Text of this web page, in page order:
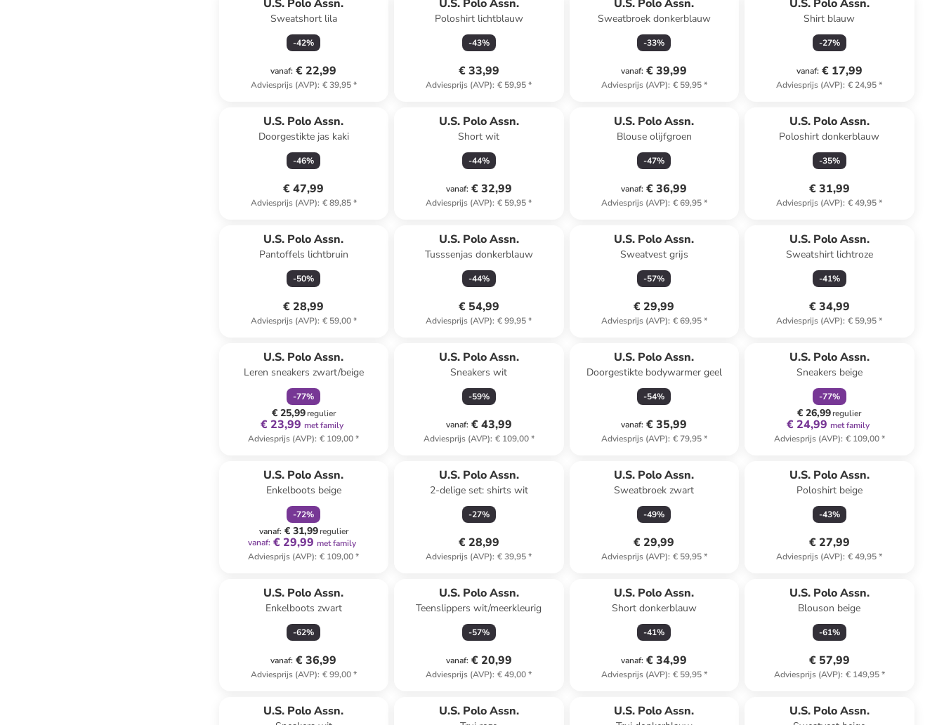
U.S. Polo Assn.
Sweatshort lila
-42%
vanaf: € 22,99
Adviesprijs (AVP): € 39,95*
U.S. Polo Assn.
Poloshirt lichtblauw
-43%
€ 33,99
Adviesprijs (AVP): € 59,95*
U.S. Polo Assn.
Sweatbroek donkerblauw
-33%
vanaf: € 39,99
Adviesprijs (AVP): € 59,95*
U.S. Polo Assn.
Shirt blauw
-27%
vanaf: € 17,99
Adviesprijs (AVP): € 24,95*
U.S. Polo Assn.
Doorgestikte jas kaki
-46%
€ 47,99
Adviesprijs (AVP): € 89,85*
U.S. Polo Assn.
Short wit
-44%
vanaf: € 32,99
Adviesprijs (AVP): € 59,95*
U.S. Polo Assn.
Blouse olijfgroen
-47%
vanaf: € 36,99
Adviesprijs (AVP): € 69,95*
U.S. Polo Assn.
Poloshirt donkerblauw
-35%
€ 31,99
Adviesprijs (AVP): € 49,95*
U.S. Polo Assn.
Pantoffels lichtbruin
-50%
€ 28,99
Adviesprijs (AVP): € 59,00*
U.S. Polo Assn.
Tusssenjas donkerblauw
-44%
€ 54,99
Adviesprijs (AVP): € 99,95*
U.S. Polo Assn.
Sweatvest grijs
-57%
€ 29,99
Adviesprijs (AVP): € 69,95*
U.S. Polo Assn.
Sweatshirt lichtroze
-41%
€ 34,99
Adviesprijs (AVP): € 59,95*
U.S. Polo Assn.
Leren sneakers zwart/beige
-77%
€ 25,99regulier
€ 23,99 met family
Adviesprijs (AVP): € 109,00*
U.S. Polo Assn.
Sneakers wit
-59%
vanaf: € 43,99
Adviesprijs (AVP): € 109,00*
U.S. Polo Assn.
Doorgestikte bodywarmer geel
-54%
vanaf: € 35,99
Adviesprijs (AVP): € 79,95*
U.S. Polo Assn.
Sneakers beige
-77%
€ 26,99regulier
€ 24,99 met family
Adviesprijs (AVP): € 109,00*
U.S. Polo Assn.
Enkelboots beige
-72%
vanaf: € 31,99regulier
vanaf: € 29,99 met family
Adviesprijs (AVP): € 109,00*
U.S. Polo Assn.
2-delige set: shirts wit
-27%
€ 28,99
Adviesprijs (AVP): € 39,95*
U.S. Polo Assn.
Sweatbroek zwart
-49%
€ 29,99
Adviesprijs (AVP): € 59,95*
U.S. Polo Assn.
Poloshirt beige
-43%
€ 27,99
Adviesprijs (AVP): € 49,95*
U.S. Polo Assn.
Enkelboots zwart
-62%
vanaf: € 36,99
Adviesprijs (AVP): € 99,00*
U.S. Polo Assn.
Teenslippers wit/meerkleurig
-57%
vanaf: € 20,99
Adviesprijs (AVP): € 49,00*
U.S. Polo Assn.
Short donkerblauw
-41%
vanaf: € 34,99
Adviesprijs (AVP): € 59,95*
U.S. Polo Assn.
Blouson beige
-61%
€ 57,99
Adviesprijs (AVP): € 149,95*
U.S. Polo Assn. U.S. Polo Assn. U.S. Polo Assn. U.S. Polo Assn.